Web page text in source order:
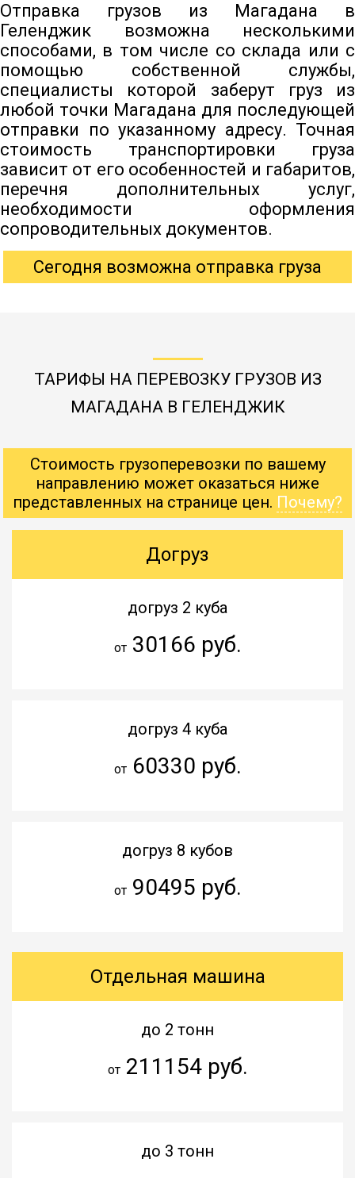
Отправка грузов из Магадана в
Геленджик возможна несколькими
способами, в том числе со склада или с
помощью собственной службы,
специалисты которой заберут груз из
любой точки Магадана для последующей
отправки по указанному адресу. Точная
стоимость транспортировки груза
зависит от его особенностей и габаритов,
перечня дополнительных услуг,
необходимости оформления
сопроводительных документов.
Сегодня возможна отправка груза
ТАРИФЫ НА ПЕРЕВОЗКУ ГРУЗОВ ИЗ
МАГАДАНА В ГЕЛЕНДЖИК
Стоимость грузоперевозки по вашему
направлению может оказаться ниже
представленных на странице цен. Почему?
Догруз
догруз 2 куба
от30166 руб.
догруз 4 куба
от60330 руб.
догруз 8 кубов
от90495 руб.
Отдельная машина
до 2 тонн
от211154 руб.
до 3 тонн